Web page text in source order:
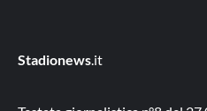
Stadionews.it